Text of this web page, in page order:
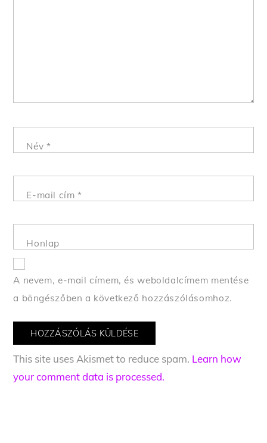
Név *
E-mail cím*
Honlap
A nevem, e-mail címem, és weboldalcímem mentése
a böngészőben a következő hozzászólásomhoz.
This site uses Akismet to reduce spam. Learn how
your comment data is processed.